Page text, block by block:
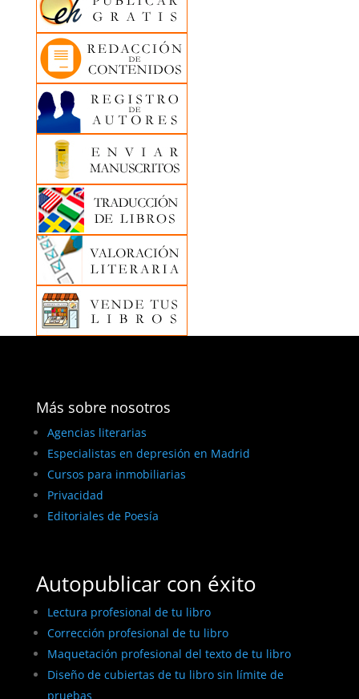
Más sobre nosotros
Agencias literarias
Especialistas en depresión en Madrid
Cursos para inmobiliarias
Privacidad
Editoriales de Poesía
Autopublicar con éxito
Lectura profesional de tu libro
Corrección profesional de tu libro
Maquetación profesional del texto de tu libro
Diseño de cubiertas de tu libro sin límite de
pruebas